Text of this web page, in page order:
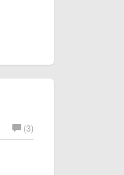
(3)